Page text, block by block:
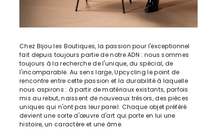
Chez Bijou les Boutiques, la passion pour l'exceptionnel
fait depuis toujours partie de notre ADN : nous sommes
toujours à la recherche de l'unique, du spécial, de
l'incomparable. Au sens large, Upcycling le point de
rencontre entre cette passion et la durabilité à laquelle
nous aspirons : à partir de matériaux existants, parfois
mis au rebut, naissent de nouveaux trésors, des pièces
uniques qui n'ont pas leur pareil. Chaque objet préféré
devient une sorte d'œuvre d'art qui porte en lui une
histoire, un caractère et une âme.